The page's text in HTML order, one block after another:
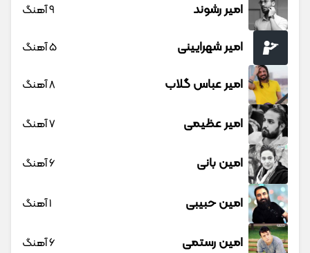
امیر رشوند 9 آهنگ
امیر شهرایینی 5 آهنگ
امیر عباس گلاب 8 آهنگ
امیر عظیمی 7 آهنگ
امین بانی 6 آهنگ
امین حبیبی 1 آهنگ
امین رستمی 6 آهنگ